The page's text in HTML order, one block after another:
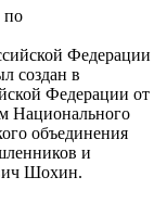
по
Федерации
создан в
Федерации от
Национального
объединения
и
Шохин.